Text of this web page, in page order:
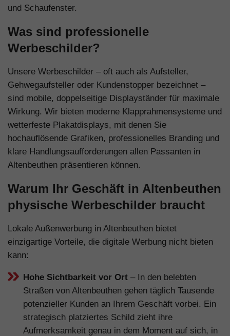
und Schaufenster.
Was sind professionelle
Werbeschilder?
Unsere Werbeschilder – oft auch als Aufsteller,
Gehwegaufsteller oder Kundenstopper bezeichnet –
sind mobile, doppelseitige Displayständer für maximale
Wirkung. Wir bieten moderne Klapprahmensysteme und
wetterfeste Plakatdisplays, mit denen Sie
hochauflösende Grafiken, professionelles Branding und
klare Handlungsaufforderungen allen Passanten in
Altenbeuthen präsentieren können.
Warum Ihr Geschäft in Altenbeuthen
physische Werbeschilder braucht
Lokale Außenwerbung in Altenbeuthen bietet
einzigartige Vorteile, die digitale Werbung nicht bieten
kann:
Hohe Sichtbarkeit vor Ort – In den belebten
Straßen von Altenbeuthen gehen täglich Tausende
potenzieller Kunden an Ihrem Geschäft vorbei. Ein
strategisch platziertes Schild zieht ihre
Aufmerksamkeit genau in dem Moment auf sich, in